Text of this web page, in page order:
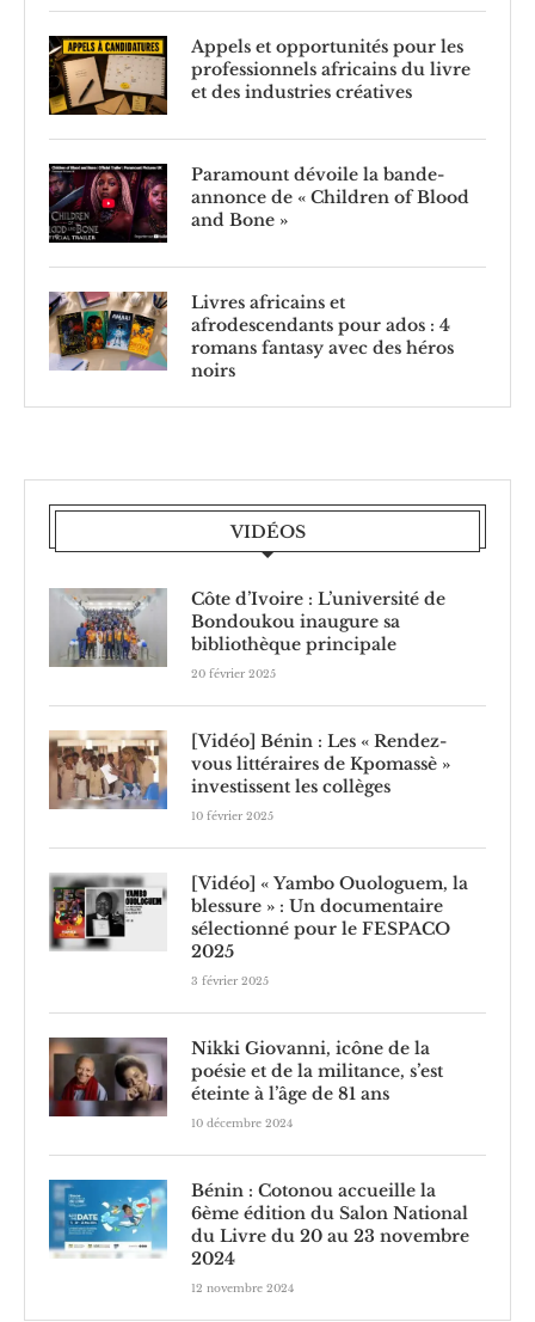
Appels et opportunités pour les
professionnels africains du livre
et des industries créatives
Paramount dévoile la bande-
annonce de « Children of Blood
and Bone »
Livres africains et
afrodescendants pour ados : 4
romans fantasy avec des héros
noirs
VIDÉOS
Côte d’Ivoire : L’université de
Bondoukou inaugure sa
bibliothèque principale
20 février 2025
[Vidéo] Bénin : Les « Rendez-
vous littéraires de Kpomassè »
investissent les collèges
10 février 2025
[Vidéo] « Yambo Ouologuem, la
blessure » : Un documentaire
sélectionné pour le FESPACO
2025
3 février 2025
Nikki Giovanni, icône de la
poésie et de la militance, s’est
éteinte à l’âge de 81 ans
10 décembre 2024
Bénin : Cotonou accueille la
6ème édition du Salon National
du Livre du 20 au 23 novembre
2024
12 novembre 2024